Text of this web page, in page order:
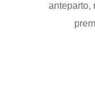
anteparto,